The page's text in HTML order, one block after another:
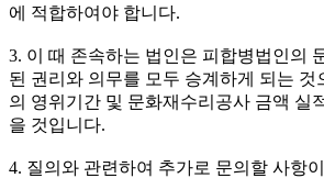
에 적합하여야 합니다.
3. 이 때 존속하는 법인은 피합병법인의
된 권리와 의무를 모두 승계하게 되는 것
의 영위기간 및 문화재수리공사 금액 실
을 것입니다.
4. 질의와 관련하여 추가로 문의할 사항